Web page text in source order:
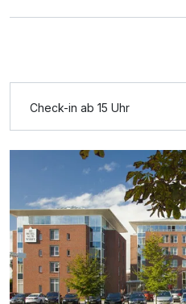
Doppelzimmer Deluxe
Check-in ab 15 Uhr